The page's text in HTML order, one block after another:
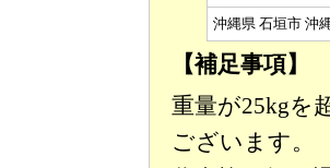
沖縄県 石垣市 沖
【補足事項】
重量が25kgを
ございます。